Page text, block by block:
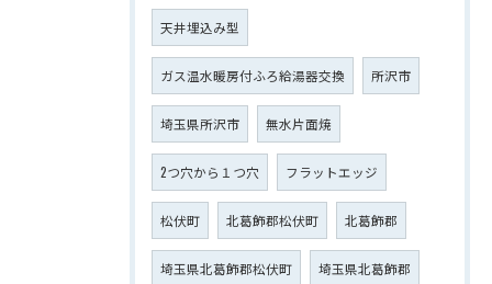
天井埋込み型
ガス温水暖房付ふろ給湯器交換 所沢市
埼玉県所沢市 無水片面焼
2つ穴から１つ穴 フラットエッジ
松伏町 北葛飾郡松伏町 北葛飾郡
埼玉県北葛飾郡松伏町 埼玉県北葛飾郡